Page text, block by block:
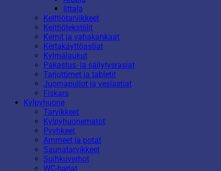
Iittala
Keittiötarvikkeet
Keittiötekstiilit
Kernit ja vahakankaat
Kertakäyttöastiat
Kylmälaukut
Pakastus- ja säilytysrasiat
Tarjottimet ja tabletit
Juomapullot ja vesiastiat
Fiskars
Kylpyhuone
Tarvikkeet
Kylpyhuonematot
Pyyhkeet
Ammeet ja potat
Saunatarvikkeet
Suihkuverhot
WC-harjat